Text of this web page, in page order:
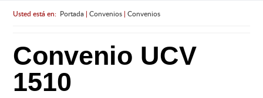
Usted está en: Portada| Convenios| Convenios
Convenio UCV
1510